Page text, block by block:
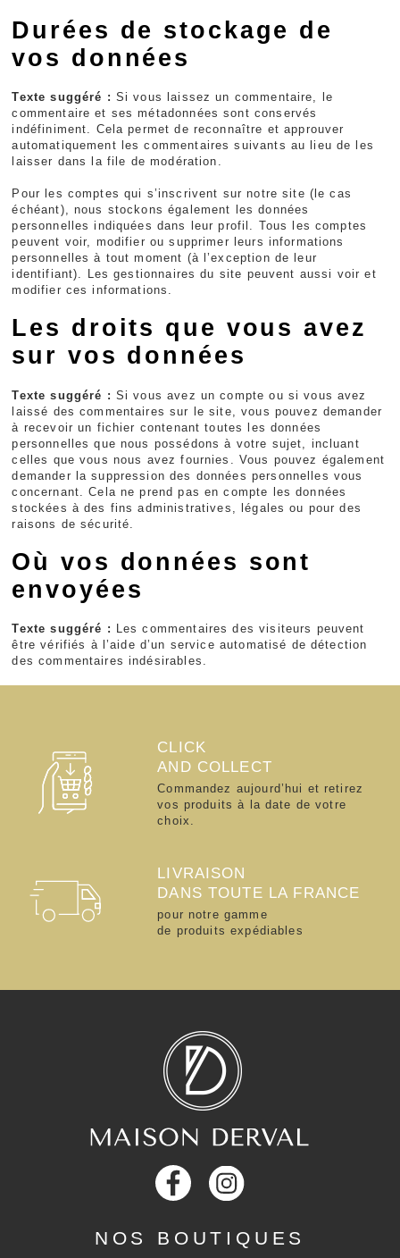
Durées de stockage de
vos données
Texte suggéré : Si vous laissez un commentaire, le
commentaire et ses métadonnées sont conservés
indéfiniment. Cela permet de reconnaître et approuver
automatiquement les commentaires suivants au lieu de les
laisser dans la file de modération.
Pour les comptes qui s’inscrivent sur notre site (le cas
échéant), nous stockons également les données
personnelles indiquées dans leur profil. Tous les comptes
peuvent voir, modifier ou supprimer leurs informations
personnelles à tout moment (à l’exception de leur
identifiant). Les gestionnaires du site peuvent aussi voir et
modifier ces informations.
Les droits que vous avez
sur vos données
Texte suggéré : Si vous avez un compte ou si vous avez
laissé des commentaires sur le site, vous pouvez demander
à recevoir un fichier contenant toutes les données
personnelles que nous possédons à votre sujet, incluant
celles que vous nous avez fournies. Vous pouvez également
demander la suppression des données personnelles vous
concernant. Cela ne prend pas en compte les données
stockées à des fins administratives, légales ou pour des
raisons de sécurité.
Où vos données sont
envoyées
Texte suggéré :
Les commentaires des visiteurs peuvent
être vérifiés à l’aide d’un service automatisé de détection
des commentaires indésirables.
CLICK
AND COLLECT
Commandez aujourd’hui et retirez
vos produits à la date de votre
choix.
LIVRAISON
DANS TOUTE LA FRANCE
pour notre gamme
de produits expédiables
NOS BOUTIQUES